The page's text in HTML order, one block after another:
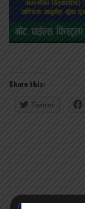
Share this:
Twitter